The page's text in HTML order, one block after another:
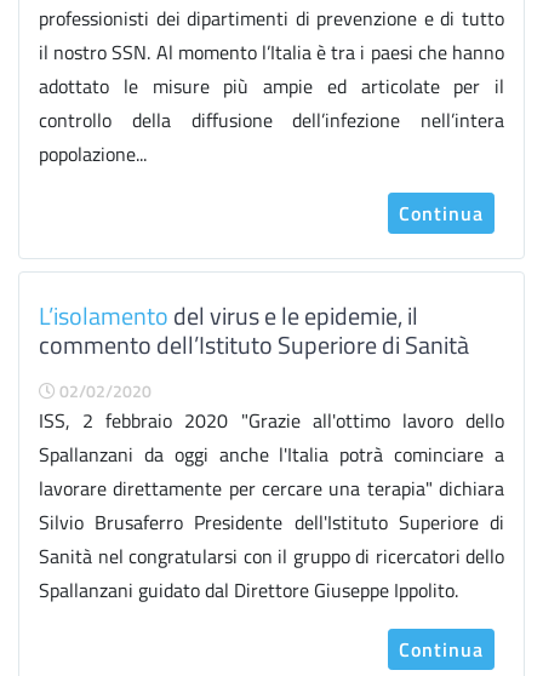
professionisti dei dipartimenti di prevenzione e di tutto
il nostro SSN. Al momento l’Italia è tra i paesi che hanno
adottato le misure più ampie ed articolate per il
controllo della diffusione dell’infezione nell’intera
popolazione...
Continua
L’isolamentodel virus e le epidemie, il
commento dell’Istituto Superiore di Sanità
02/02/2020
ISS, 2 febbraio 2020 "Grazie all'ottimo lavoro dello
Spallanzani da oggi anche l'Italia potrà cominciare a
lavorare direttamente per cercare una terapia" dichiara
Silvio Brusaferro Presidente dell'Istituto Superiore di
Sanità nel congratularsi con il gruppo di ricercatori dello
Spallanzani guidato dal Direttore Giuseppe Ippolito.
Continua